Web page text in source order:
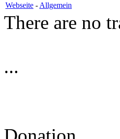
Webseite - Allgemein
There are no
...